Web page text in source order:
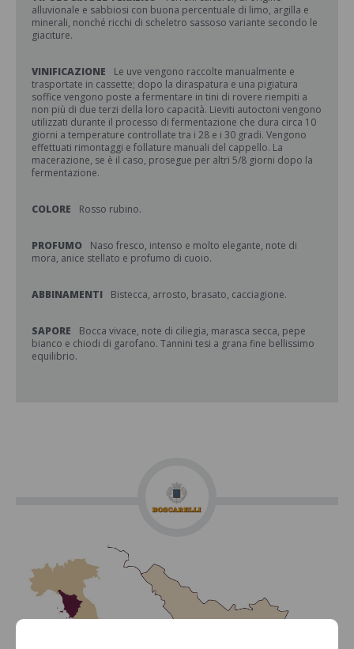
alluvionale e sabbiosi con buona percentuale di limo, argilla e
minerali, nonché ricchi di scheletro sassoso variante secondo le
giaciture.
VINIFICAZIONE
Le uve vengono raccolte manualmente e
trasportate in cassette; dopo la diraspatura e una pigiatura
soffice vengono poste a fermentare in tini di rovere riempiti a
non più di due terzi della loro capacità. Lieviti autoctoni vengono
utilizzati durante il processo di fermentazione che dura circa 10
giorni a temperature controllate tra i 28 e i 30 gradi. Vengono
effettuati rimontaggi e follature manuali del cappello. La
macerazione, se è il caso, prosegue per altri 5/8 giorni dopo la
fermentazione.
COLORE Rosso rubino.
PROFUMO
Naso fresco, intenso e molto elegante, note di
mora, anice stellato e profumo di cuoio.
ABBINAMENTI Bistecca, arrosto, brasato, cacciagione.
SAPORE
Bocca vivace, note di ciliegia, marasca secca, pepe
bianco e chiodi di garofano. Tannini tesi a grana fine bellissimo
equilibrio.